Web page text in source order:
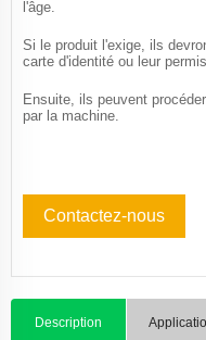
l'âge.
Si le produit l'exige, ils
carte d'identité ou leur
Ensuite, ils peuvent
par la machine.
Contactez-nous
Description